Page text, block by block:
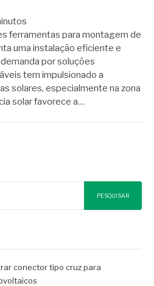
ferramentas para montagem de
uma instalação eficiente e
por soluções
tem impulsionado a
solares, especialmente na zona
solar favorece a…
PESQUISAR
conector tipo cruz para